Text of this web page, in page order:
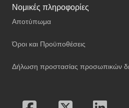
Νομικές πληροφορίες
Αποτύπωμα
Όροι και Προϋποθέσεις
Δήλωση προστασίας προσωπικών